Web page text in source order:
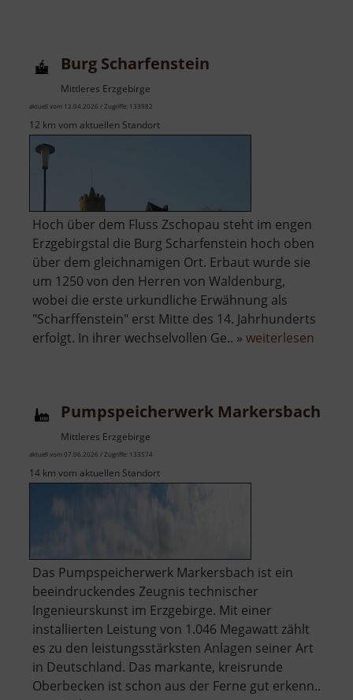
Burg Scharfenstein
Mittleres Erzgebirge
aktuell vom 12.04.2026 / Zugriffe: 133982
12 km vom aktuellen Standort
Hoch über dem Fluss Zschopau steht im engen
Erzgebirgstal die Burg Scharfenstein hoch oben
über dem gleichnamigen Ort. Erbaut wurde sie
um 1250 von den Herren von Waldenburg,
wobei die erste urkundliche Erwähnung als
"Scharffenstein" erst Mitte des 14. Jahrhunderts
erfolgt. In ihrer wechselvollen Ge.. » weiterlesen
Pumpspeicherwerk Markersbach
Mittleres Erzgebirge
aktuell vom 07.06.2026 / Zugriffe: 133574
14 km vom aktuellen Standort
Das Pumpspeicherwerk Markersbach ist ein
beeindruckendes Zeugnis technischer
Ingenieurskunst im Erzgebirge. Mit einer
installierten Leistung von 1.046 Megawatt zählt
es zu den leistungsstärksten Anlagen seiner Art
in Deutschland. Das markante, kreisrunde
Oberbecken ist schon aus der Ferne gut erkenn..